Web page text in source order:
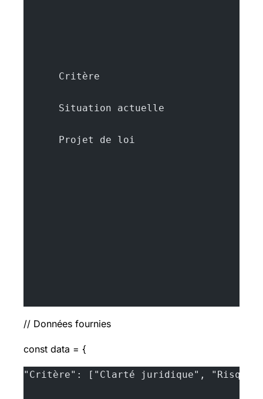
      Critère
      Situation actuelle
      Projet de loi
// Données fournies
const data = {
"Critère": ["Clarté juridique",